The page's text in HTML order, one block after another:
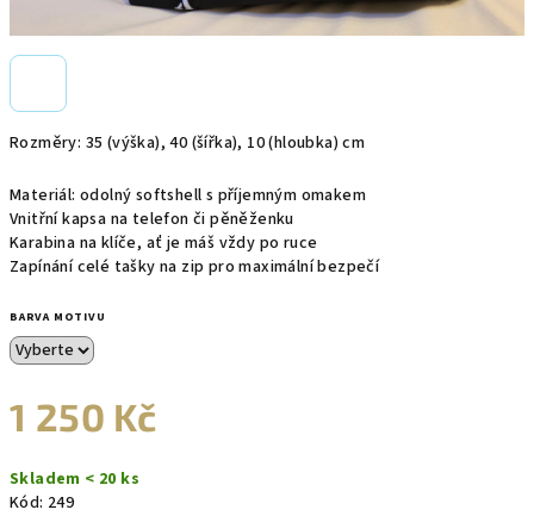
Rozměry: 35 (výška), 40 (šířka), 10 (hloubka) cm
Materiál: odolný softshell s příjemným omakem
Vnitřní kapsa na telefon či pěněženku
Karabina na klíče, ať je máš vždy po ruce
Zapínání celé tašky na zip pro maximální bezpečí
BARVA MOTIVU
1 250 Kč
cena:
Skladem < 20 ks
Kód: 249